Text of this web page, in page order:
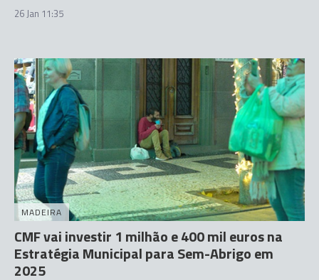
26 Jan 11:35
MADEIRA
CMF vai investir 1 milhão e 400 mil euros na
Estratégia Municipal para Sem-Abrigo em
2025